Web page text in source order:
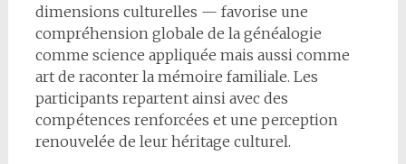
dimensions culturelles — favorise une
compréhension globale de la généalogie
comme science appliquée mais aussi comme
art de raconter la mémoire familiale. Les
participants repartent ainsi avec des
compétences renforcées et une perception
renouvelée de leur héritage culturel.